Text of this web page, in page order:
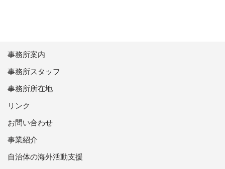
事務所案内
事務所スタッフ
事務所所在地
リンク
お問い合わせ
事業紹介
自治体の海外活動支援